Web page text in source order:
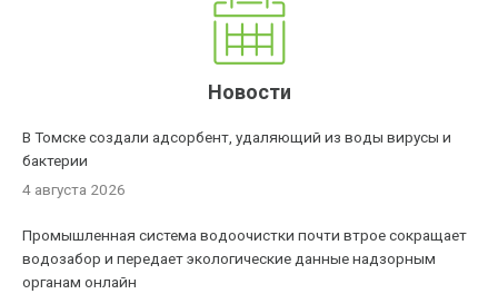
Новости
В Томске создали адсорбент, удаляющий из воды вирусы и
бактерии
4 августа 2026
Промышленная система водоочистки почти втрое сокращает
водозабор и передает экологические данные надзорным
органам онлайн